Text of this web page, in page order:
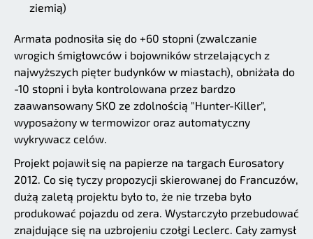
ziemią)
Armata podnosiła się do +60 stopni (zwalczanie
wrogich śmigłowców i bojowników strzelających z
najwyższych pięter budynków w miastach), obniżała do
-10 stopni i była kontrolowana przez bardzo
zaawansowany SKO ze zdolnością "Hunter-Killer",
wyposażony w termowizor oraz automatyczny
wykrywacz celów.
Projekt pojawił się na papierze na targach Eurosatory
2012. Co się tyczy propozycji skierowanej do Francuzów,
dużą zaletą projektu było to, że nie trzeba było
produkować pojazdu od zera. Wystarczyło przebudować
znajdujące się na uzbrojeniu czołgi Leclerc. Cały zamysł